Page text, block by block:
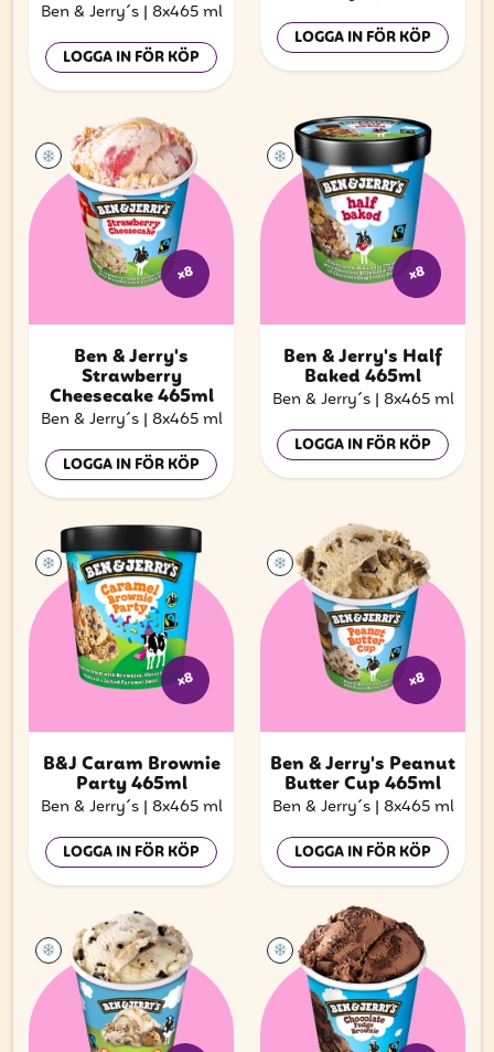
Ben & Jerry´s | 8x465 ml
LOGGA IN FÖR KÖP
LOGGA IN FÖR KÖP
x8
Ben & Jerry's
Strawberry
Cheesecake 465ml
Ben & Jerry´s | 8x465 ml
LOGGA IN FÖR KÖP
x8
Ben & Jerry's Half
Baked 465ml
Ben & Jerry´s | 8x465 ml
LOGGA IN FÖR KÖP
x8
B&J Caram Brownie
Party 465ml
Ben & Jerry´s | 8x465 ml
LOGGA IN FÖR KÖP
x8
Ben & Jerry's Peanut
Butter Cup 465ml
Ben & Jerry´s | 8x465 ml
LOGGA IN FÖR KÖP